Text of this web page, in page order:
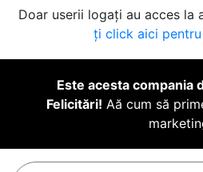
Doar userii logați au acces la
ți click aici
Este acesta compania
Felicitări! Aă cum să